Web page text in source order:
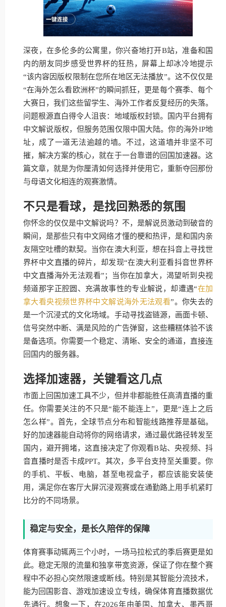
深夜，在多伦多的公寓里，你兴奋地打开B站，准备和国
内的朋友同步感受世界杯的狂热，屏幕上却冰冷地提示
“该内容因版权限制在您所在地区无法播放”。这不仅仅是
“在海外怎么看欧洲杯”的瞬间抓狂，更是每个赛季、每个
大赛日，我们这些留学生、海外工作者反复经历的失落。
问题根源直白得令人沮丧：地域版权封锁。国内平台拥有
中文解说版权，但服务范围仅限中国大陆。你的海外IP地
址，成了一道无法逾越的墙。不过，这道墙并非坚不可
摧，解决方案的核心，就在于一台靠谱的回国加速器。这
篇文章，就是为你厘清如何选择并使用它，重新夺回那份
与母语文化相连的观赛激情。
不只是看球，是找回熟悉的氛围
你怀念的仅仅是中文解说吗？不，是解说员激动到破音的
瞬间，是那些只有中文网络才懂的梗和热评，是和国内亲
友隔空吐槽的默契。当你在澳大利亚，想在抖音上寻找世
界杯中文直播的碎片，却发现“在澳大利亚看抖音世界杯
中文直播海外无法观看”；当你在加拿大，渴望听到央视
频道那字正腔圆、充满故事性的专业解说，却遭遇“在加
拿大看央视频世界杯中文解说海外无法观看”。你失去的
是一个沉浸式的文化场域。手动寻找盗链源，画面卡顿、
信号突然中断、满是风险的广告弹窗，这些糟糕体验不该
是备选项。你需要一个稳定、清晰、安全的通道，直接连
回国内的服务器。
选择加速器，关键看这几点
市面上回国加速工具不少，但并非都能胜任高清直播的重
任。你需要关注的不只是“能不能连上”，更是“连上之后
怎么样”。首先，全球节点分布和智能线路推荐是基础。
好的加速器能自动将你的网络请求，通过最优路径转发至
国内，避开拥堵，这直接决定了你观看B站、央视频、抖
音直播时是否卡成PPT。其次，多平台支持至关重要。你
的手机、平板、电脑，甚至电视盒子，都应该能安装使
用，满足你在客厅大屏沉浸观赛或在通勤路上用手机紧盯
比分的不同场景。
稳定与安全，是长久陪伴的保障
体育赛事动辄两三个小时，一场马拉松式的季后赛更是如
此。稳定无限的流量和独享带宽资源，保证了你在整个赛
程中不必担心突然限速或断线。特别是其智能分流技术，
能为回国影音、游戏加速设立专线，确保体育直播数据优
先通行。想象一下，在2026年由美国、加拿大、墨西哥